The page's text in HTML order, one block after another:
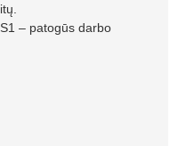
– patogūs darbo